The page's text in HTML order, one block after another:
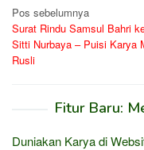
Navigasi
pos
Pos sebelumnya
Surat Rindu Samsul Bahri
Sitti Nurbaya – Puisi Karya
Rusli
Fitur Baru:
Duniakan Karya di